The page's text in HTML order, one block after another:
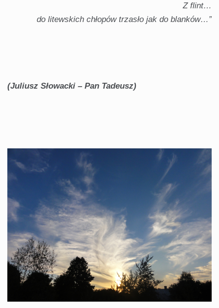
Z flint…
do litewskich chłopów trzasło jak do blanków…”
(Juliusz Słowacki – Pan Tadeusz)